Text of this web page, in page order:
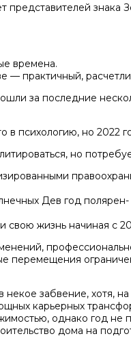
представителей знака
времена.
— практичный,
за последние
в психологию, но
но
Дев год
свою жизнь начиная с
перемещения
некое забвение, хотя,
карьерных
однако год не
дома на